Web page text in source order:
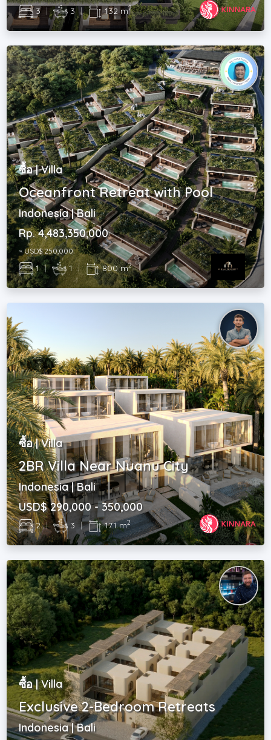
3 | 3 | 132 m2
ซื้อ | Villa
Oceanfront Retreat with Pool
Indonesia | Bali
Rp. 4,483,350,000
~ USD$ 250,000
1 | 1 | 800 m2
ซื้อ | Villa
2BR Villa Near Nuanu City
Indonesia | Bali
USD$ 290,000 - 350,000
2 | 3 | 171 m2
ซื้อ | Villa
Exclusive 2-Bedroom Retreats
Indonesia | Bali